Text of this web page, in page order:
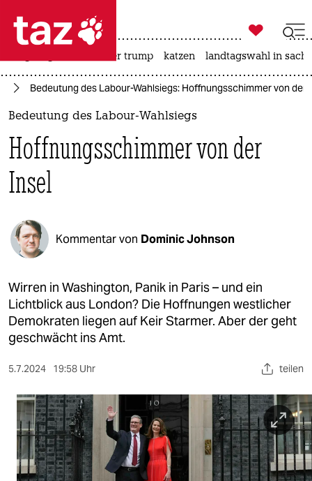
 taz zahl ich
taz zahl ich
politik
öko
gesellschaft
kultur
sport
berlin
nord
wahrheit
verlag
verlag
veranstaltungen

taz zahl ich
usa unter trump katzen landtagswahl in
Bedeutung des Labour-Wahlsiegs: Hoffnungsschimmer von der
Bedeutung des Labour-Wahlsiegs
Hoffnungsschimmer von der
Insel
Kommentar von Dominic Johnson
Wirren in Washington, Panik in Paris – und ein
Lichtblick aus London? Die Hoffnungen westlicher
Demokraten liegen auf Keir Starmer. Aber der geht
geschwächt ins Amt.
5.7.2024 19:58 Uhr teilen